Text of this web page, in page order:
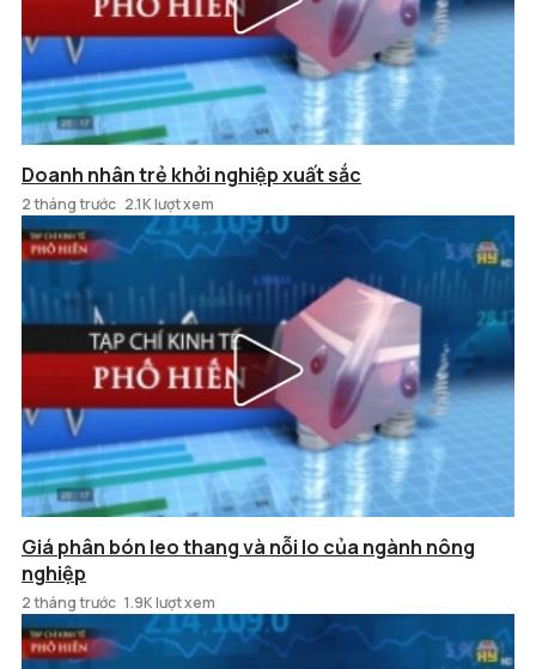
Doanh nhân trẻ khởi nghiệp xuất sắc
2 tháng trước 2.1K lượt xem
Giá phân bón leo thang và nỗi lo của ngành nông
nghiệp
2 tháng trước 1.9K lượt xem